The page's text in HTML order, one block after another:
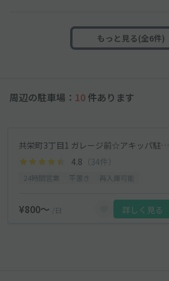
もっと見る(全6件)
周辺の駐車場： 10 件あります
共栄町3丁目1 ガレージ前☆アキッパ駐車場
4.8 （34件）
¥800〜 /日 詳しく見る